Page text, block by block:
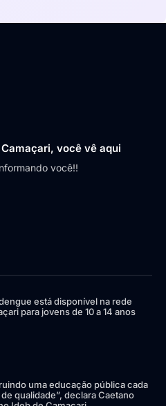
você vê aqui
você!!
está disponível na rede
para jovens de 10 a 14 anos
uma educação pública cada
qualidade”, declara Caetano